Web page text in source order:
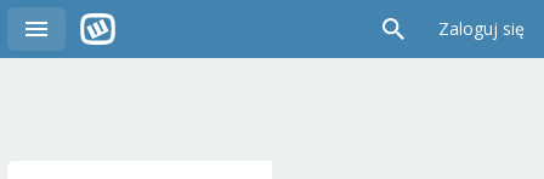
Zaloguj się